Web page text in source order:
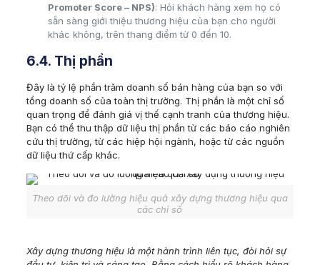
Promoter Score – NPS): Hỏi khách hàng xem họ có
sẵn sàng giới thiệu thương hiệu của bạn cho người
khác không, trên thang điểm từ 0 đến 10.
6.4. Thị phần
Đây là tỷ lệ phần trăm doanh số bán hàng của bạn so với
tổng doanh số của toàn thị trường. Thị phần là một chỉ số
quan trọng để đánh giá vị thế cạnh tranh của thương hiệu.
Bạn có thể thu thập dữ liệu thị phần từ các báo cáo nghiên
cứu thị trường, từ các hiệp hội ngành, hoặc từ các nguồn
dữ liệu thứ cấp khác.
Theo dõi và đo lường hiệu quả xây dựng thương hiệu qua
các chỉ số
Xây dựng thương hiệu là một hành trình liên tục, đòi hỏi sự